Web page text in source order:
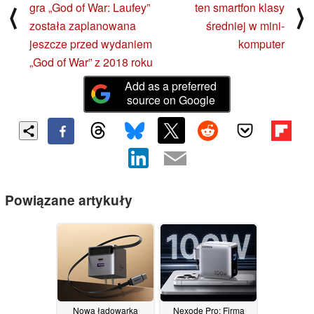
⟨
gra „God of War: Laufey”
została zaplanowana
jeszcze przed wydaniem
„God of War” z 2018 roku
ten smartfon klasy
średniej w mini-
komputer
⟩
Add as a preferred
source on Google
Powiązane artykuły
Nowa ładowarka Nexode Pro: Firma